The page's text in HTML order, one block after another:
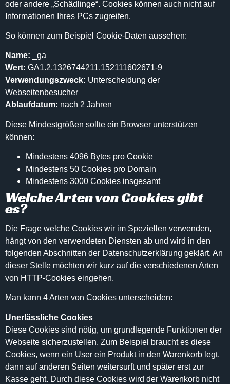
oder andere „Schädlinge“. Cookies können auch nicht auf
Informationen Ihres PCs zugreifen.
So können zum Beispiel Cookie-Daten aussehen:
Name: _ga
Wert: GA1.2.1326744211.152111602671-9
Verwendungszweck: Unterscheidung der
Webseitenbesucher
Ablaufdatum: nach 2 Jahren
Diese Mindestgrößen sollte ein Browser unterstützen
können:
Mindestens 4096 Bytes pro Cookie
Mindestens 50 Cookies pro Domain
Mindestens 3000 Cookies insgesamt
Welche Arten von Cookies gibt
es?
Die Frage welche Cookies wir im Speziellen verwenden,
hängt von den verwendeten Diensten ab und wird in den
folgenden Abschnitten der Datenschutzerklärung geklärt. An
dieser Stelle möchten wir kurz auf die verschiedenen Arten
von HTTP-Cookies eingehen.
Man kann 4 Arten von Cookies unterscheiden:
Unerlässliche Cookies
Diese Cookies sind nötig, um grundlegende Funktionen der
Webseite sicherzustellen. Zum Beispiel braucht es diese
Cookies, wenn ein User ein Produkt in den Warenkorb legt,
dann auf anderen Seiten weitersurft und später erst zur
Kasse geht. Durch diese Cookies wird der Warenkorb nicht